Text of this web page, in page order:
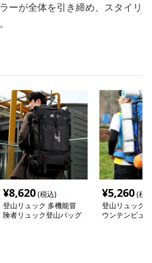
ーが全体を引き締め、スタイリ
¥8,620(税込)
登山リュック 多機能冒
険者リュック登山バッグ
¥5,260(税
登山リュック
ウンテンビュ